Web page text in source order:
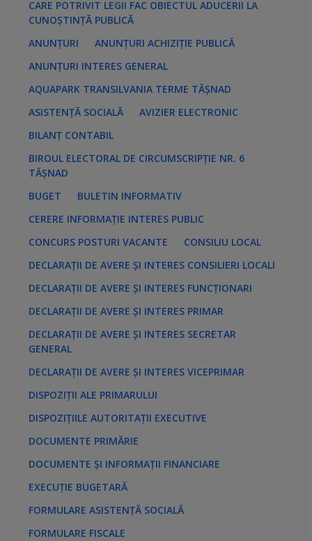
e
s
CARE POTRIVIT LEGII FAC OBIECTUL ADUCERII LA
CUNOȘTINȚĂ PUBLICĂ
ANUNȚURI
ANUNȚURI ACHIZIȚIE PUBLICĂ
ANUNȚURI INTERES GENERAL
AQUAPARK TRANSILVANIA TERME TĂȘNAD
ASISTENȚĂ SOCIALĂ
AVIZIER ELECTRONIC
BILANȚ CONTABIL
BIROUL ELECTORAL DE CIRCUMSCRIPȚIE NR. 6
TĂȘNAD
BUGET
BULETIN INFORMATIV
CERERE INFORMAȚIE INTERES PUBLIC
CONCURS POSTURI VACANTE
CONSILIU LOCAL
DECLARAȚII DE AVERE ȘI INTERES CONSILIERI LOCALI
DECLARAȚII DE AVERE ȘI INTERES FUNCȚIONARI
DECLARAȚII DE AVERE ȘI INTERES PRIMAR
DECLARAȚII DE AVERE ȘI INTERES SECRETAR
GENERAL
DECLARAȚII DE AVERE ȘI INTERES VICEPRIMAR
DISPOZIȚII ALE PRIMARULUI
DISPOZIȚIILE AUTORITAȚII EXECUTIVE
DOCUMENTE PRIMĂRIE
DOCUMENTE ȘI INFORMAȚII FINANCIARE
EXECUȚIE BUGETARĂ
FORMULARE ASISTENȚĂ SOCIALĂ
FORMULARE FISCALE